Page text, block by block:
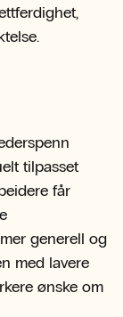
tilpasset
får
generell og
med lavere
ønske om